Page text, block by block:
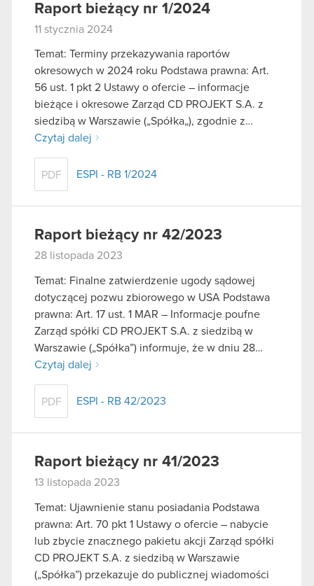
Raport bieżący nr 1/2024
11 stycznia 2024
Temat: Terminy przekazywania raportów
okresowych w 2024 roku Podstawa prawna: Art.
56 ust. 1 pkt 2 Ustawy o ofercie – informacje
bieżące i okresowe Zarząd CD PROJEKT S.A. z
siedzibą w Warszawie („Spółka„), zgodnie z…
Czytaj dalej
PDF ESPI - RB 1/2024
Raport bieżący nr 42/2023
28 listopada 2023
Temat: Finalne zatwierdzenie ugody sądowej
dotyczącej pozwu zbiorowego w USA Podstawa
prawna: Art. 17 ust. 1 MAR – Informacje poufne
Zarząd spółki CD PROJEKT S.A. z siedzibą w
Warszawie („Spółka”) informuje, że w dniu 28…
Czytaj dalej
PDF ESPI - RB 42/2023
Raport bieżący nr 41/2023
13 listopada 2023
Temat: Ujawnienie stanu posiadania Podstawa
prawna: Art. 70 pkt 1 Ustawy o ofercie – nabycie
lub zbycie znacznego pakietu akcji Zarząd spółki
CD PROJEKT S.A. z siedzibą w Warszawie
(„Spółka”) przekazuje do publicznej wiadomości